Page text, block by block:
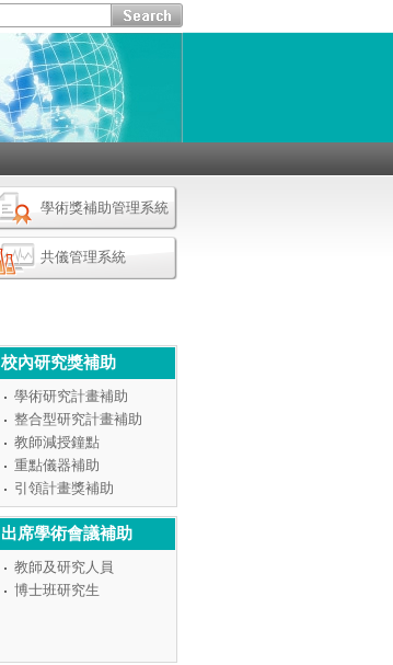
學術獎補助管理系統
共儀管理系統
校內研究獎補助
學術研究計畫補助
整合型研究計畫補助
教師減授鐘點
重點儀器補助
引領計畫獎補助
出席學術會議補助
教師及研究人員
博士班研究生